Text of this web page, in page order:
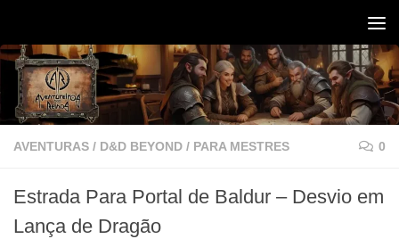
AVENTURAS / D&D BEYOND / PARA MESTRES 0
Estrada Para Portal de Baldur – Desvio em
Lança de Dragão